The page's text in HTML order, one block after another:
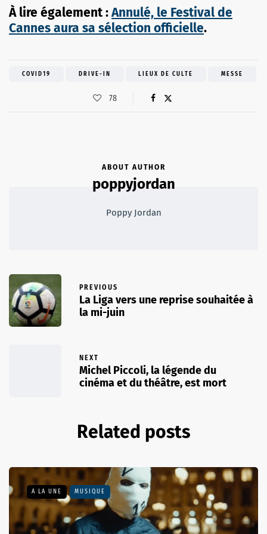
À lire également :Annulé, le Festival de
Cannes aura sa sélection officielle.
COVID19 DRIVE-IN LIEUX DE CULTE MESSE
78
ABOUT AUTHOR
poppyjordan
Poppy Jordan
PREVIOUS
La Liga vers une reprise souhaitée à
la mi-juin
NEXT
Michel Piccoli, la légende du
cinéma et du théâtre, est mort
Related posts
A LA UNE MUSIQUE